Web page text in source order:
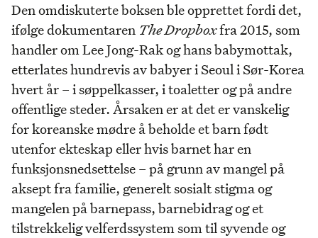
Den omdiskuterte boksen ble opprettet fordi det,
ifølge dokumentaren The Dropboxfra 2015, som
handler om Lee Jong-Rak og hans babymottak,
etterlates hundrevis av babyer i Seoul i Sør-Korea
hvert år – i søppelkasser, i toaletter og på andre
offentlige steder. Årsaken er at det er vanskelig
for koreanske mødre å beholde et barn født
utenfor ekteskap eller hvis barnet har en
funksjonsnedsettelse – på grunn av mangel på
aksept fra familie, generelt sosialt stigma og
mangelen på barnepass, barnebidrag og et
tilstrekkelig velferdssystem som til syvende og